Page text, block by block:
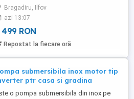
pentru panouri solare datorita
extrem de mic între 250w și
în funcție de adâncime. Ideala ptr
puțurilor noi deoarece are o
foarte mare la nisip(1250g la
se poate folosi in alimentarea ...
Bragadiru, Ilfov
azi 13:07
499 RON
Repostat la fiecare oră
submersibila inox motor tip
ptr casa si gradina
o pompa submersibila din inox pe